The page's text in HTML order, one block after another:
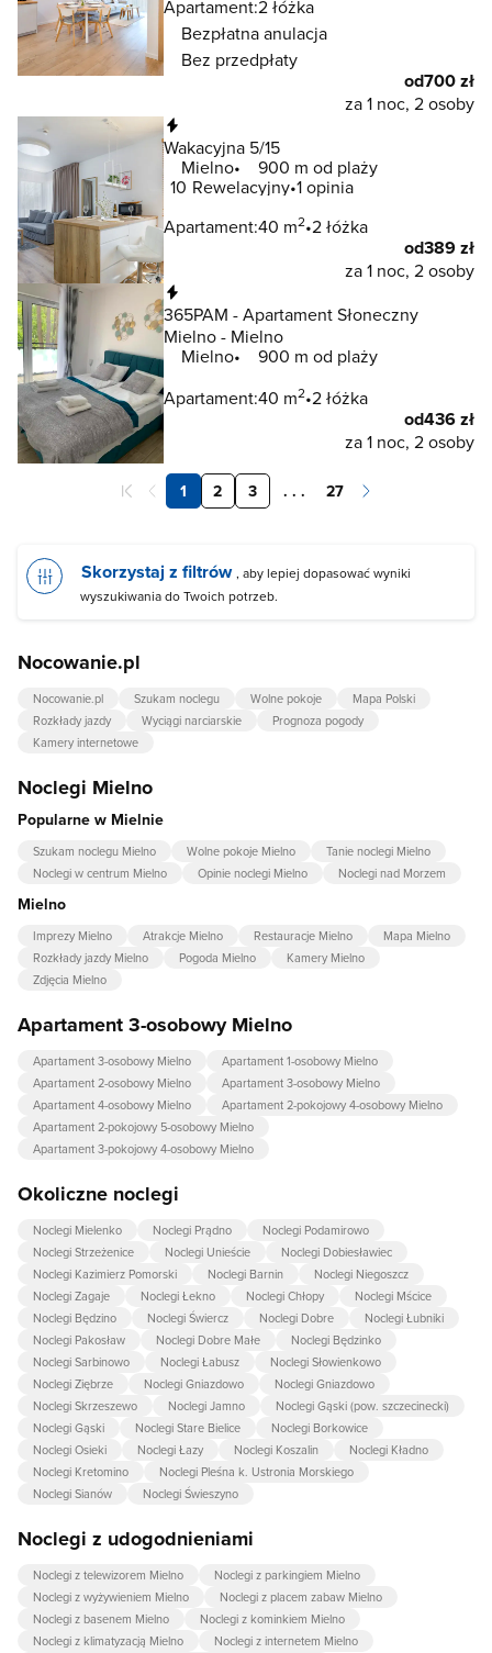
Apartament:2 łóżka
Bezpłatna anulacja
Bez przedpłaty
od700 zł
za 1 noc, 2 osoby
Wakacyjna 5/15
Mielno
900 m od plaży
10 Rewelacyjny 1 opinia
Apartament:40 m2 2 łóżka
od389 zł
za 1 noc, 2 osoby
365PAM - Apartament Słoneczny
Mielno - Mielno
Mielno
900 m od plaży
Apartament:40 m2 2 łóżka
od436 zł
za 1 noc, 2 osoby
1 2 3 . . . 27
Skorzystaj z filtrów , aby lepiej dopasować wyniki
wyszukiwania do Twoich potrzeb.
Nocowanie.pl
Nocowanie.pl Szukam noclegu Wolne pokoje
Mapa Polski
Rozkłady jazdy
Wyciągi narciarskie
Prognoza pogody
Kamery internetowe
Noclegi Mielno
Popularne w Mielnie
Szukam noclegu Mielno Wolne pokoje Mielno
Tanie noclegi Mielno
Noclegi w centrum Mielno
Opinie noclegi Mielno Noclegi nad Morzem
Mielno
Imprezy Mielno Atrakcje Mielno Restauracje Mielno
Mapa Mielno
Rozkłady jazdy Mielno
Pogoda Mielno
Kamery Mielno
Zdjęcia Mielno
Apartament 3-osobowy Mielno
Apartament 3-osobowy Mielno
Apartament 1-osobowy Mielno
Apartament 2-osobowy Mielno
Apartament 3-osobowy Mielno
Apartament 4-osobowy Mielno
Apartament 2-pokojowy 4-osobowy Mielno
Apartament 2-pokojowy 5-osobowy Mielno
Apartament 3-pokojowy 4-osobowy Mielno
Okoliczne noclegi
Noclegi Mielenko Noclegi Prądno
Noclegi Podamirowo
Noclegi Strzeżenice
Noclegi Unieście
Noclegi Dobiesławiec
Noclegi Kazimierz Pomorski
Noclegi Barnin
Noclegi Niegoszcz
Noclegi Zagaje
Noclegi Łekno Noclegi Chłopy
Noclegi Mścice
Noclegi Będzino
Noclegi Świercz Noclegi Dobre
Noclegi Łubniki
Noclegi Pakosław
Noclegi Dobre Małe
Noclegi Będzinko
Noclegi Sarbinowo
Noclegi Łabusz
Noclegi Słowienkowo
Noclegi Ziębrze
Noclegi Gniazdowo
Noclegi Gniazdowo
Noclegi Skrzeszewo
Noclegi Jamno
Noclegi Gąski (pow. szczecinecki)
Noclegi Gąski
Noclegi Stare Bielice
Noclegi Borkowice
Noclegi Osieki
Noclegi Łazy Noclegi Koszalin
Noclegi Kładno
Noclegi Kretomino
Noclegi Pleśna k. Ustronia Morskiego
Noclegi Sianów
Noclegi Świeszyno
Noclegi z udogodnieniami
Noclegi z telewizorem Mielno
Noclegi z parkingiem Mielno
Noclegi z wyżywieniem Mielno
Noclegi z placem zabaw Mielno
Noclegi z basenem Mielno
Noclegi z kominkiem Mielno
Noclegi z klimatyzacją Mielno
Noclegi z internetem Mielno